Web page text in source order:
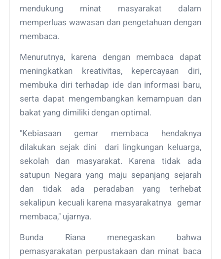
mendukung minat masyarakat dalam
memperluas wawasan dan pengetahuan dengan
membaca.
Menurutnya, karena dengan membaca dapat
meningkatkan kreativitas, kepercayaan diri,
membuka diri terhadap ide dan informasi baru,
serta dapat mengembangkan kemampuan dan
bakat yang dimiliki dengan optimal.
"Kebiasaan gemar membaca hendaknya
dilakukan sejak dini dari lingkungan keluarga,
sekolah dan masyarakat. Karena tidak ada
satupun Negara yang maju sepanjang sejarah
dan tidak ada peradaban yang terhebat
sekalipun kecuali karena masyarakatnya gemar
membaca," ujarnya.
Bunda Riana menegaskan bahwa
pemasyarakatan perpustakaan dan minat baca